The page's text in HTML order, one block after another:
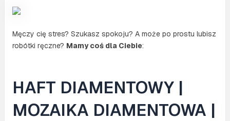
Męczy cię stres? Szukasz spokoju? A może po prostu lubisz
robótki ręczne? Mamy coś dla Ciebie:
HAFT DIAMENTOWY |
MOZAIKA DIAMENTOWA |